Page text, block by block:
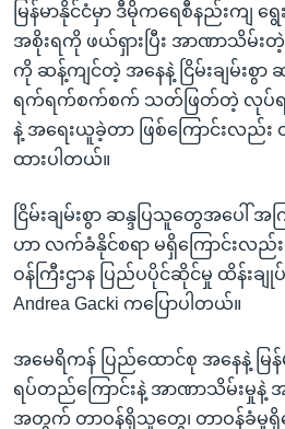
မြန်မာနိုင်ငံမှာ ဒီမိုကရေစီနည်းကျ
အစိုးရကို ဖယ်ရှားပြီး အာဏာသိမ်း
ကို ဆန့်ကျင်တဲ့ အနေနဲ့ ငြိမ်းချမ်းစွာ
ရက်ရက်စက်စက် သတ်ဖြတ်တဲ့ လုပ်
နဲ့ အရေးယူခဲ့တာ ဖြစ်ကြောင်းလည်း
ထားပါတယ်။
ငြိမ်းချမ်းစွာ ဆန္ဒပြသူတွေအပေါ်
ဟာ လက်ခံနိုင်စရာ မရှိကြောင်းလည်
ဝန်ကြီးဌာန ပြည်ပပိုင်ဆိုင်မှု ထိန်းချုပ်
Andrea Gacki ကပြောပါတယ်။
အမေရိကန် ပြည်ထောင်စု အနေနဲ့ မ
ရပ်တည်ကြောင်းနဲ့ အာဏာသိမ်းမှုနဲ့
အတွက် တာဝန်ရှိသူတွေ၊ တာဝန်ခံမှု